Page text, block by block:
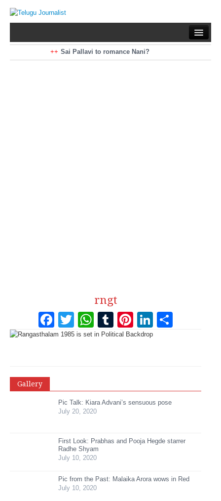
Sai Pallavi to romance Nani?
Kiara Advani to romance Pawan Kalyan
rngt
Facebook
Twitter
WhatsApp
Tumblr
Pinterest
Gallery
Pic Talk: Kiara Advani’s sensuous pose
July 20, 2020
First Look: Prabhas and Pooja Hegde starrer
Radhe Shyam
July 10, 2020
Pic from the Past: Malaika Arora wows in Red
July 10, 2020